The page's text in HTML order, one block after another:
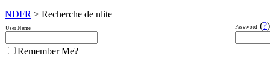
NDFR > Recherche de nlite
User Name Password (?)
Remember Me?